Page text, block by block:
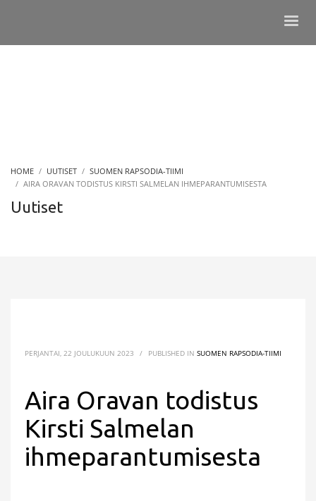
HOME UUTISET
SUOMEN RAPSODIA-TIIMI
AIRA ORAVAN TODISTUS KIRSTI SALMELAN IHMEPARANTUMISESTA
Uutiset
PERJANTAI, 22 JOULUKUUN 2023 / PUBLISHED IN SUOMEN RAPSODIA-TIIMI
Aira Oravan todistus
Kirsti Salmelan
ihmeparantumisesta